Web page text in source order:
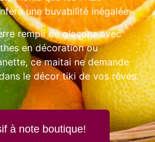
une buvabilité inégalée.
rempli de glaçons avec
en décoration ou
ce maitai ne demande
le décor tiki de vos rêves.
à note boutique!